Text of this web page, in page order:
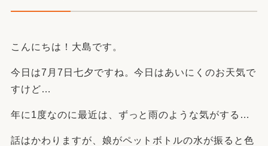
こんにちは！大島です。
今日は7月7日七夕ですね。今日はあいにくのお天気で
すけど…
年に1度なのに最近は、ずっと雨のような気がする…
話はかわりますが、娘がペットボトルの水が振ると色